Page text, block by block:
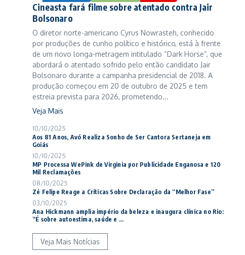
Cineasta fará filme sobre atentado contra Jair
Bolsonaro
O diretor norte-americano Cyrus Nowrasteh, conhecido
por produções de cunho político e histórico, está à frente
de um novo longa-metragem intitulado “Dark Horse”, que
abordará o atentado sofrido pelo então candidato Jair
Bolsonaro durante a campanha presidencial de 2018. A
produção começou em 20 de outubro de 2025 e tem
estreia prevista para 2026, prometendo...
Veja Mais
10/10/2025
Aos 81 Anos, Avó Realiza Sonho de Ser Cantora Sertaneja em
Goiás
10/10/2025
MP Processa WePink de Virginia por Publicidade Enganosa e 120
Mil Reclamações
08/10/2025
Zé Felipe Reage a Críticas Sobre Declaração da “Melhor Fase”
03/10/2025
Ana Hickmann amplia império da beleza e inaugura clínica no Rio:
“É sobre autoestima, saúde e ...
Veja Mais Notícias